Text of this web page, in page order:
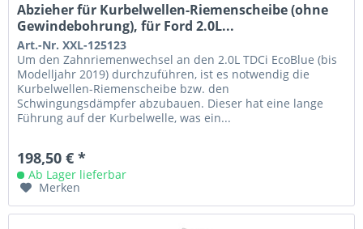
Abzieher für Kurbelwellen-Riemenscheibe (ohne
Gewindebohrung), für Ford 2.0L...
Art.-Nr. XXL-125123
Um den Zahnriemenwechsel an den 2.0L TDCi EcoBlue (bis
Modelljahr 2019) durchzuführen, ist es notwendig die
Kurbelwellen-Riemenscheibe bzw. den
Schwingungsdämpfer abzubauen. Dieser hat eine lange
Führung auf der Kurbelwelle, was ein...
198,50 € *
Ab Lager lieferbar
Merken